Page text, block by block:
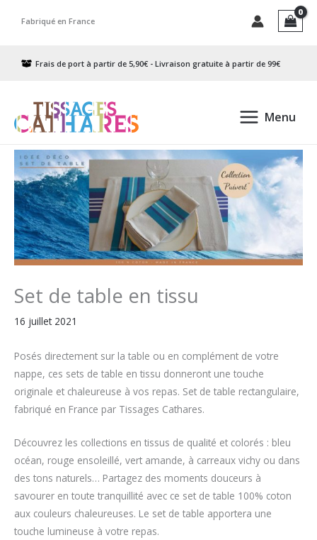
Fabriqué en France
Frais de port à partir de 5,90€ - Livraison gratuite à partir de 99€
Menu
Set de table en tissu
16 juillet 2021
Posés directement sur la table ou en complément de votre
nappe, ces sets de table en tissu donneront une touche
originale et chaleureuse à vos repas. Set de table rectangulaire,
fabriqué en France par Tissages Cathares.
Découvrez les collections en tissus de qualité et colorés : bleu
océan, rouge ensoleillé, vert amande, à carreaux vichy ou dans
des tons naturels… Partagez des moments douceurs à
savourer en toute tranquillité avec ce set de table 100% coton
aux couleurs chaleureuses. Le set de table apportera une
touche lumineuse à votre repas.